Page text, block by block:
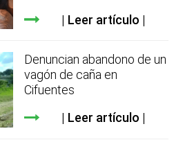
Leer artículo
Denuncian abandono de un
vagón de caña en
Cifuentes
Leer artículo